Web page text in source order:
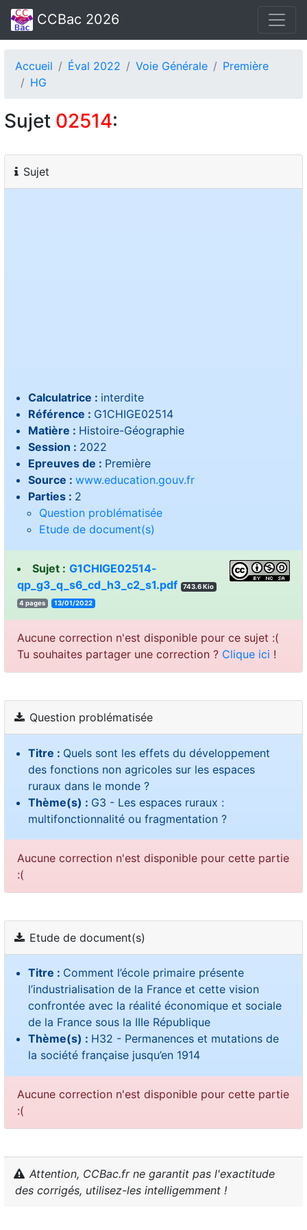
CCBac 2026
Accueil Éval 2022 Voie Générale
Première
HG
Sujet 02514:
Sujet
Calculatrice : interdite
Référence : G1CHIGE02514
Matière : Histoire-Géographie
Session : 2022
Epreuves de : Première
Source : www.education.gouv.fr
Parties : 2
Question problématisée
Etude de document(s)
Sujet : G1CHIGE02514-
qp_g3_q_s6_cd_h3_c2_s1.pdf
743.6 Kio
4 pages 13/01/2022
Aucune correction n'est disponible pour ce sujet :(
Tu souhaites partager une correction ? Clique ici !
Question problématisée
Titre : Quels sont les effets du développement
des fonctions non agricoles sur les espaces
ruraux dans le monde ?
Thème(s) : G3 - Les espaces ruraux :
multifonctionnalité ou fragmentation ?
Aucune correction n'est disponible pour cette partie
:(
Etude de document(s)
Titre : Comment l’école primaire présente
l’industrialisation de la France et cette vision
confrontée avec la réalité économique et sociale
de la France sous la IIIe République
Thème(s) : H32 - Permanences et mutations de
la société française jusqu’en 1914
Aucune correction n'est disponible pour cette partie
:(
Attention, CCBac.fr ne garantit pas l'exactitude
des corrigés, utilisez-les intelligemment !